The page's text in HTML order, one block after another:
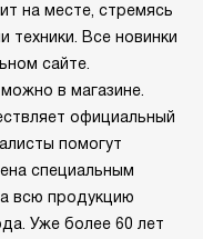
на месте, стремясь
техники. Все новинки
сайте.
в магазине.
официальный
помогут
специальным
всю продукцию
Уже более 60 лет